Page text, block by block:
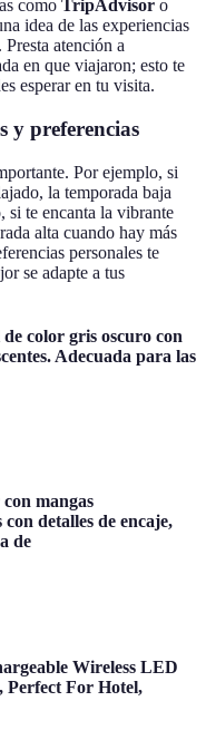
como TripAdvisor o
idea de las experiencias
atención a
en que viajaron; esto te
esperar en tu visita.
y preferencias
Por ejemplo, si
la temporada baja
si te encanta la vibrante
alta cuando hay más
personales te
se adapte a tus
color gris oscuro con
Adecuada para las
mangas
detalles de encaje,
de
Wireless LED
Perfect For Hotel,